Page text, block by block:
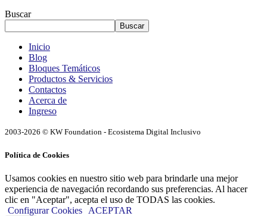
Buscar
Buscar
Inicio
Blog
Bloques Temáticos
Productos & Servicios
Contactos
Acerca de
Ingreso
2003-2026 © KW Foundation - Ecosistema Digital Inclusivo
Política de Cookies
Usamos cookies en nuestro sitio web para brindarle una mejor
experiencia de navegación recordando sus preferencias. Al hacer
clic en "Aceptar", acepta el uso de TODAS las cookies.
Configurar Cookies
ACEPTAR